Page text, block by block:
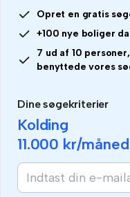
Opret en gratis
+100 nye boliger
7 ud af 10
benyttede vores
Dine søgekriterier
Kolding
11.000 kr/